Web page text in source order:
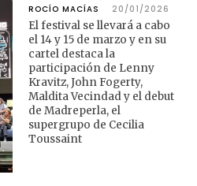
ROCÍO MACÍAS 20/01/2026
El festival se llevará a cabo
el 14 y 15 de marzo y en su
cartel destaca la
participación de Lenny
Kravitz, John Fogerty,
Maldita Vecindad y el debut
de Madreperla, el
supergrupo de Cecilia
Toussaint